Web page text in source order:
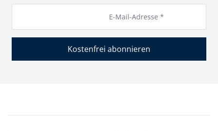
E-Mail-Adresse *
Kostenfrei abonnieren